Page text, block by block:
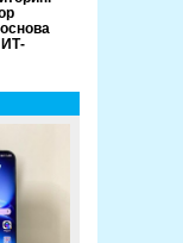
ИТ-